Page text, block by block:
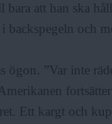
att han ska
backspegeln och
ögon. ”Var inte
fortsätter
Ett kargt och